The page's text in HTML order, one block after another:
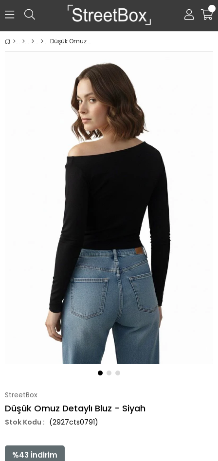
0
Düşük Omuz Detaylı Bluz - Siyah
StreetBox
Düşük Omuz Detaylı Bluz - Siyah
(2927cts0791)
%43 İndirim